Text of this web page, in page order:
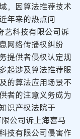
，因算法推荐技术
年来的热点问
艺科技有限公司诉
网络传播权纠纷
提供者侵权认定规
起涉及算法推荐服
的算法应用场景不
者的注意义务成为
识产权法院于
公司诉上海喜马
技有限公司侵害作